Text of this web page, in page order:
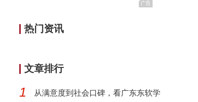
热门资讯
文章排行
1
从满意度到社会口碑，看广东东软学